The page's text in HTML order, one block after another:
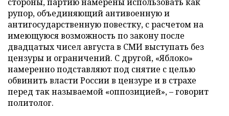
рупор, объединяющий антивоенную и
антигосударственную повестку, с расчетом на
имеющуюся возможность по закону после
двадцатых чисел августа в СМИ выступать без
цензуры и ограничений. С другой, «Яблоко»
намеренно подставляют под снятие с целью
обвинить власти России в цензуре и в страхе
перед так называемой «оппозицией», – говорит
политолог.